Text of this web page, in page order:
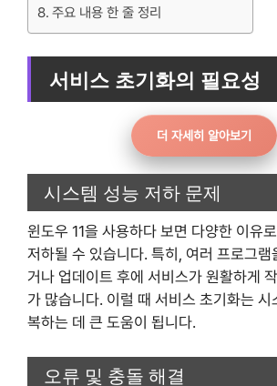
주요 내용 한 줄 정리
서비스 초기화의 필요성
더 자세히 알아보기
시스템 성능 저하 문제
윈도우 11을 사용하다 보면 다양한 이유
저하될 수 있습니다. 특히, 여러 프로그램
거나 업데이트 후에 서비스가 원활하게
가 많습니다. 이럴 때 서비스 초기화는 시
복하는 데 큰 도움이 됩니다.
오류 및 충돌 해결